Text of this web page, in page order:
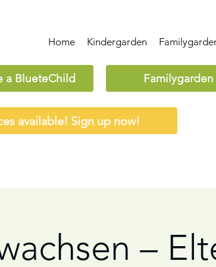
Home Kindergarden
a BlueteChild Familygarden
available! Sign up now!
–